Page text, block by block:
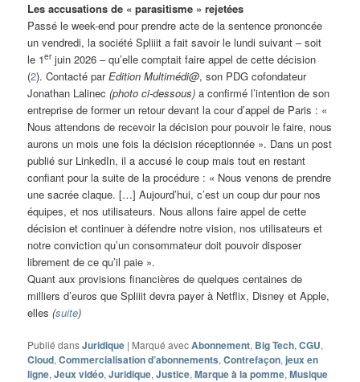
Les accusations de « parasitisme » rejetées
Passé le week-end pour prendre acte de la sentence prononcée
un vendredi, la société Spliiit a fait savoir le lundi suivant – soit
le 1erjuin 2026 – qu’elle comptait faire appel de cette décision
(2). Contacté parEdition Multimédi@, son PDG cofondateur
Jonathan Lalinec(photo ci-dessous) a confirmé l’intention de son
entreprise de former un retour devant la cour d’appel de Paris : «
Nous attendons de recevoir la décision pour pouvoir le faire, nous
aurons un mois une fois la décision réceptionnée ». Dans un post
publié sur LinkedIn, il a accusé le coup mais tout en restant
confiant pour la suite de la procédure : « Nous venons de prendre
une sacrée claque. […] Aujourd’hui, c’est un coup dur pour nos
équipes, et nos utilisateurs. Nous allons faire appel de cette
décision et continuer à défendre notre vision, nos utilisateurs et
notre conviction qu’un consommateur doit pouvoir disposer
librement de ce qu’il paie ».
Quant aux provisions financières de quelques centaines de
milliers d’euros que Spliiit devra payer à Netflix, Disney et Apple,
elles(suite)
Publié dansJuridique | Marqué avecAbonnement, Big Tech,CGU,
Cloud,Commercialisation d’abonnements,Contrefaçon,jeux en
ligne,Jeux vidéo,Juridique,Justice,Marque à la pomme,Musique